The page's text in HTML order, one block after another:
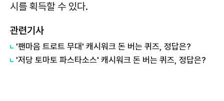
시를 획득할 수 있다.
관련기사
'팬마음 트로트 무대' 캐시워크 돈 버는 퀴즈, 정답은?
'저당 토마토 파스타소스' 캐시워크 돈 버는 퀴즈, 정답은?